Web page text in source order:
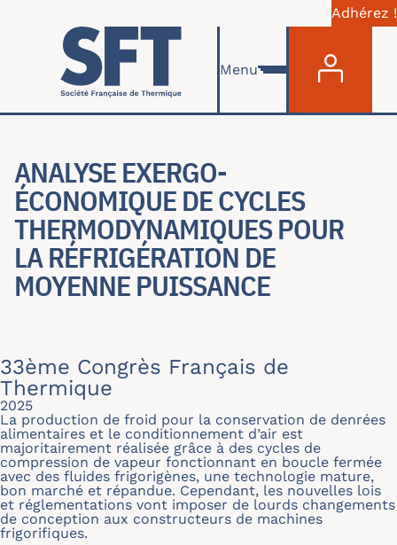
Aller au contenu principal
Adhérez !
Menu
ANALYSE EXERGO-
ÉCONOMIQUE DE CYCLES
THERMODYNAMIQUES POUR
LA RÉFRIGÉRATION DE
MOYENNE PUISSANCE
33ème Congrès Français de
Thermique
2025
La production de froid pour la conservation de denrées
alimentaires et le conditionnement d’air est
majoritairement réalisée grâce à des cycles de
compression de vapeur fonctionnant en boucle fermée
avec des fluides frigorigènes, une technologie mature,
bon marché et répandue. Cependant, les nouvelles lois
et réglementations vont imposer de lourds changements
de conception aux constructeurs de machines
frigorifiques.